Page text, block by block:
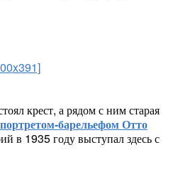
крест, а рядом с ним старая
барельефом Отто
в 1935 году выступал здесь с